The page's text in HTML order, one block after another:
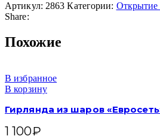
Артикул: 2863Категории: Открытие
Share:
Похожие
В избранное
В корзину
Гирлянда из шаров
1 100₽